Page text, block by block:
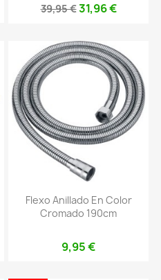
39,95 €31,96 €
Flexo Anillado En Color
Cromado 190cm
9,95 €